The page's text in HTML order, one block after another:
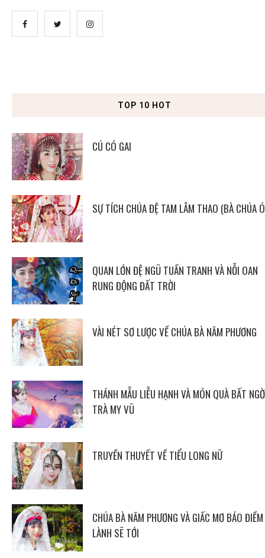
TOP 10 HOT
CÚ CÓ GAI
SỰ TÍCH CHÚA ĐỆ TAM LÂM THAO (BÀ CHÚA
QUAN LỚN ĐỆ NGŨ TUẦN TRANH VÀ NỖI OAN
RUNG ĐỘNG ĐẤT TRỜI
VÀI NÉT SƠ LƯỢC VỀ CHÚA BÀ NĂM PHƯƠNG
THÁNH MẪU LIỄU HẠNH VÀ MÓN QUÀ BẤT
TRÀ MY VŨ
TRUYỀN THUYẾT VỀ TIỂU LONG NỮ
CHÚA BÀ NĂM PHƯƠNG VÀ GIẤC MƠ BÁO ĐIỀM
LÀNH SẼ TỚI